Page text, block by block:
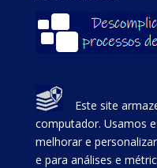
Este site
computador. Usamos
melhorar e
e para análises e